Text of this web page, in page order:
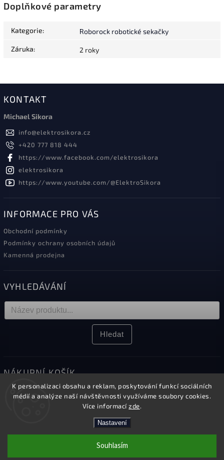
K personalizaci obsahu a reklam, poskytování funkcí sociálních
médií a analýze naší návštěvnosti využíváme soubory cookies.
Více informacízde.
Nastavení
Souhlasím
Kamenná prodejna v Českém Těšíně
Doplňkové parametry
Kategorie: Roborock robotické sekačky
Záruka: 2 roky
KONTAKT
Michael Sikora
info@elektrosikora.cz
+420 777 818 444
https://www.facebook.com/elektrosikora
elektrosikora
https://www.youtube.com/@ElektroSikora
INFORMACE PRO VÁS
Obchodní podmínky
Podmínky ochrany osobních údajů
Kamenná prodejna
VYHLEDÁVÁNÍ
Hledat
NÁKUPNÍ KOŠÍK
0ks /0 Kč
Copyright 2026Elektro Sikora. Všechna práva vyhrazena.
Upravit nastavení cookies